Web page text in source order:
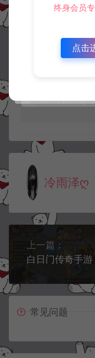
如果本站有侵犯、
业用途，请大家不要
侵权联系邮箱：
https://www.lyzwlkj.vip/
冷雨泽ღ
上一篇：
常见问题
终身会员
点击